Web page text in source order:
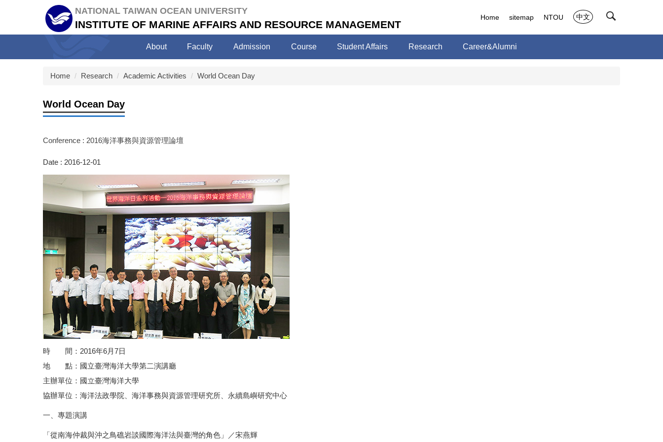
block
NATIONAL TAIWAN OCEAN UNIVERSITY
INSTITUTE OF MARINE AFFAIRS AND RESOURCE MANAGEMENT
About Faculty Admission Course Student Affairs Research Career&Alumni
Home sitemap NTOU 中文
Home Research Academic Activities World Ocean Day
World Ocean Day
Conference : 2016海洋事務與資源管理論壇
Date : 2016-12-01
時 間：2016年6月7日
地 點：國立臺灣海洋大學第二演講廳
主辦單位：國立臺灣海洋大學
協辦單位：海洋法政學院、海洋事務與資源管理研究所、永續島嶼研究中心
一、專題演講
「從南海仲裁與沖之鳥礁岩談國際海洋法與臺灣的角色」／宋燕輝